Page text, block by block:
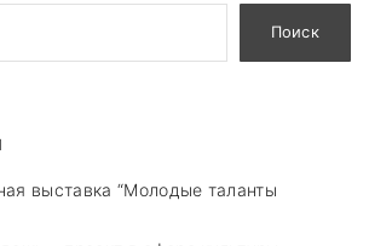
Поиск
выставка “Молодые таланты